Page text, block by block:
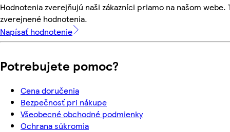
Hodnotenia zverejňujú naši zákazníci priamo na našom webe.
zverejnené hodnotenia.
Napísať hodnotenie
Potrebujete pomoc?
Cena doručenia
Bezpečnosť pri nákupe
Všeobecné obchodné podmienky
Ochrana súkromia